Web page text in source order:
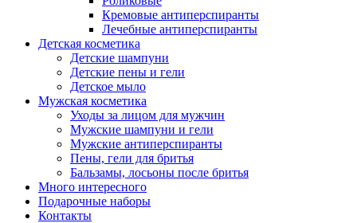
Кремовые антиперспиранты
Лечебные антиперспиранты
Детская косметика
Детские шампуни
Детские пены и гели
Детское мыло
Мужская косметика
Уходы за лицом для мужчин
Мужские шампуни и гели
Мужские антиперспиранты
Пены, гели для бритья
Бальзамы, лосьоны после бритья
Много интересного
Подарочные наборы
Контакты